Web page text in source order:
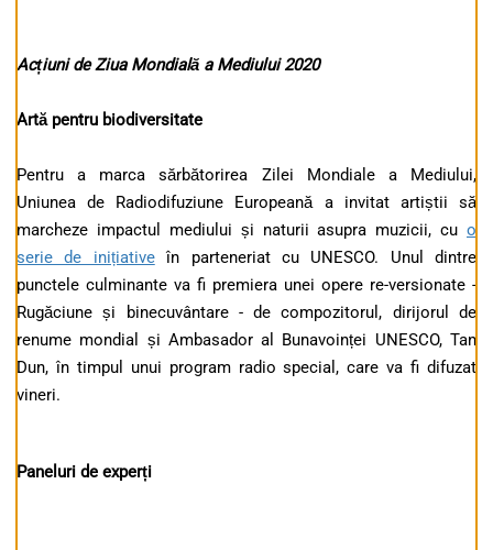
Acțiuni de Ziua Mondială a Mediului 2020
Artă pentru biodiversitate
Pentru a marca sărbătorirea Zilei Mondiale a Mediului,
Uniunea de Radiodifuziune Europeană a invitat artiștii să
marcheze impactul mediului și naturii asupra muzicii, cu o
serie de inițiativeîn parteneriat cu UNESCO. Unul dintre
punctele culminante va fi premiera unei opere re-versionate -
Rugăciune și binecuvântare - de compozitorul, dirijorul de
renume mondial și Ambasador al Bunavoinței UNESCO, Tan
Dun, în timpul unui program radio special, care va fi difuzat
vineri.
Paneluri de experți